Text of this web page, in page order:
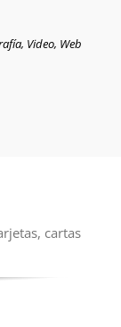
Video, Web
cartas